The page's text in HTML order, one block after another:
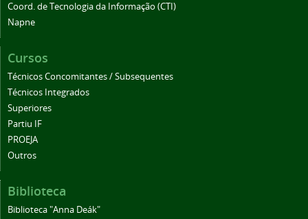
Coord. de Tecnologia da Informação (CTI)
Napne
Cursos
Técnicos Concomitantes / Subsequentes
Técnicos Integrados
Superiores
Partiu IF
PROEJA
Outros
Biblioteca
Biblioteca "Anna Deák"